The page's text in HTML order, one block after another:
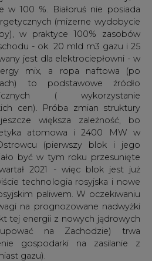
w 100 %. Białoruś nie posiada
(mizerne wydobycie
w praktyce 100% zasobów
- ok. 20 mld m3 gazu i 25
jest dla elektrociepłowni - w
mix, a ropa naftowa (po
to podstawowe źródło
( wykorzystanie
cen). Próba zmian struktury
większa zależność, bo
atomowa i 2400 MW w
(pierwszy blok i jego
być w tym roku przesunięte
2021 - więc blok jest już
technologia rosyjska i nowe
paliwem. W oczekiwaniu
na prognozowane nadwyżki
tej energii z nowych jądrowych
na Zachodzie) trwa
gospodarki na zasilanie z
gazu).